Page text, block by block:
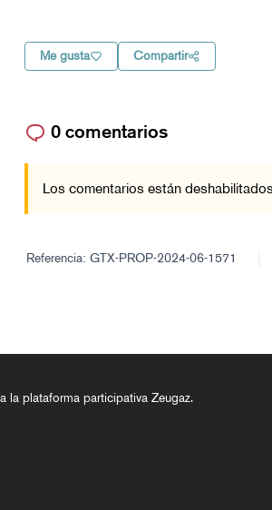
Me gusta Compartir
0 comentarios
Los comentarios están
Referencia: GTX-PROP-2024-06-1571
la plataforma participativa Zeugaz.